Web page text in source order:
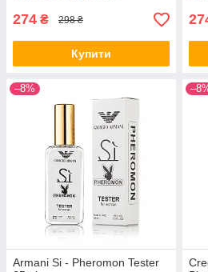
274 ₴ 298 ₴
Купити
–8%
Armani Si - Pheromon Tester